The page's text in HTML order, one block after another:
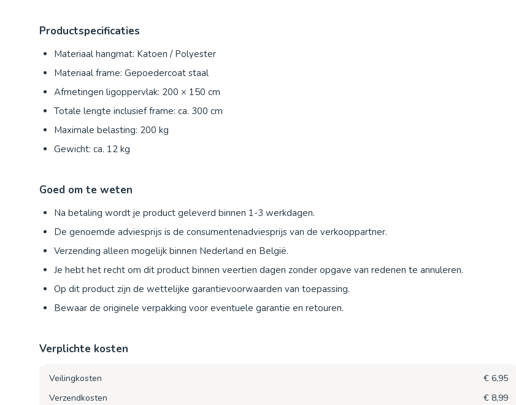
Productspecificaties
Materiaal hangmat: Katoen / Polyester
Materiaal frame: Gepoedercoat staal
Afmetingen ligoppervlak: 200 × 150 cm
Totale lengte inclusief frame: ca. 300 cm
Maximale belasting: 200 kg
Gewicht: ca. 12 kg
Goed om te weten
Na betaling wordt je product geleverd binnen 1-3 werkdagen.
De genoemde adviesprijs is de consumentenadviesprijs van de verkooppartner.
Verzending alleen mogelijk binnen Nederland en België.
Je hebt het recht om dit product binnen veertien dagen zonder opgave van redenen te annuleren.
Op dit product zijn de wettelijke garantievoorwaarden van toepassing.
Bewaar de originele verpakking voor eventuele garantie en retouren.
Verplichte kosten
Veilingkosten
€ 6,95
Verzendkosten
€ 8,99